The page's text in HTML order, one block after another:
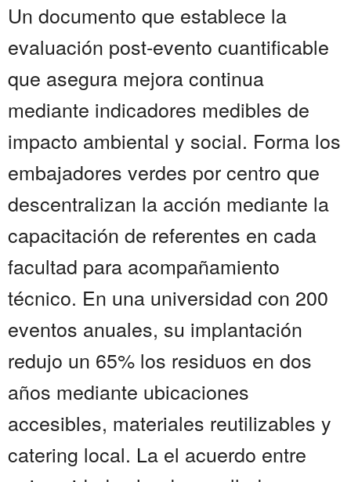
Un documento que establece la
evaluación post-evento cuantificable
que asegura mejora continua
mediante indicadores medibles de
impacto ambiental y social. Forma los
embajadores verdes por centro que
descentralizan la acción mediante la
capacitación de referentes en cada
facultad para acompañamiento
técnico. En una universidad con 200
eventos anuales, su implantación
redujo un 65% los residuos en dos
años mediante ubicaciones
accesibles, materiales reutilizables y
catering local. La el acuerdo entre